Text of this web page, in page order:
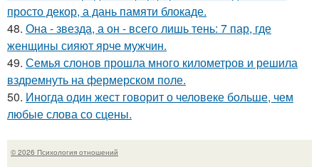
просто декор, а дань памяти блокаде.
48. Она - звезда, а он - всего лишь тень: 7 пар, где
женщины сияют ярче мужчин.
49. Семья слонов прошла много километров и решила
вздремнуть на фермерском поле.
50. Иногда один жест говорит о человеке больше, чем
любые слова со сцены.
© 2026 Психология отношений